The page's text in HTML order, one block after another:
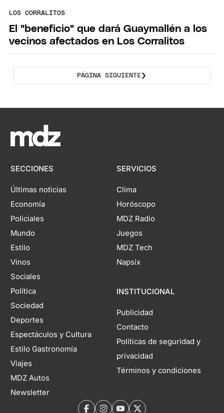
LOS CORRALITOS
El "beneficio" que dará Guaymallén a los
vecinos afectados en Los Corralitos
PÁGINA SIGUIENTE
SECCIONES
Últimas noticias
Economía
Policiales
Mundo
Estilo
Vinos
Sociales
Política
Sociedad
Deportes
Espectáculos y Cultura
Estilo Gastronomía
Viajes
MDZ Autos
Newsletter
SERVICIOS
Clima
Horóscopo
MDZ Radio
Juegos
MDZ Tech
Napsix
INSTITUCIONAL
Publicidad
Contacto
Políticas de seguridad y
privacidad
Términos y condiciones